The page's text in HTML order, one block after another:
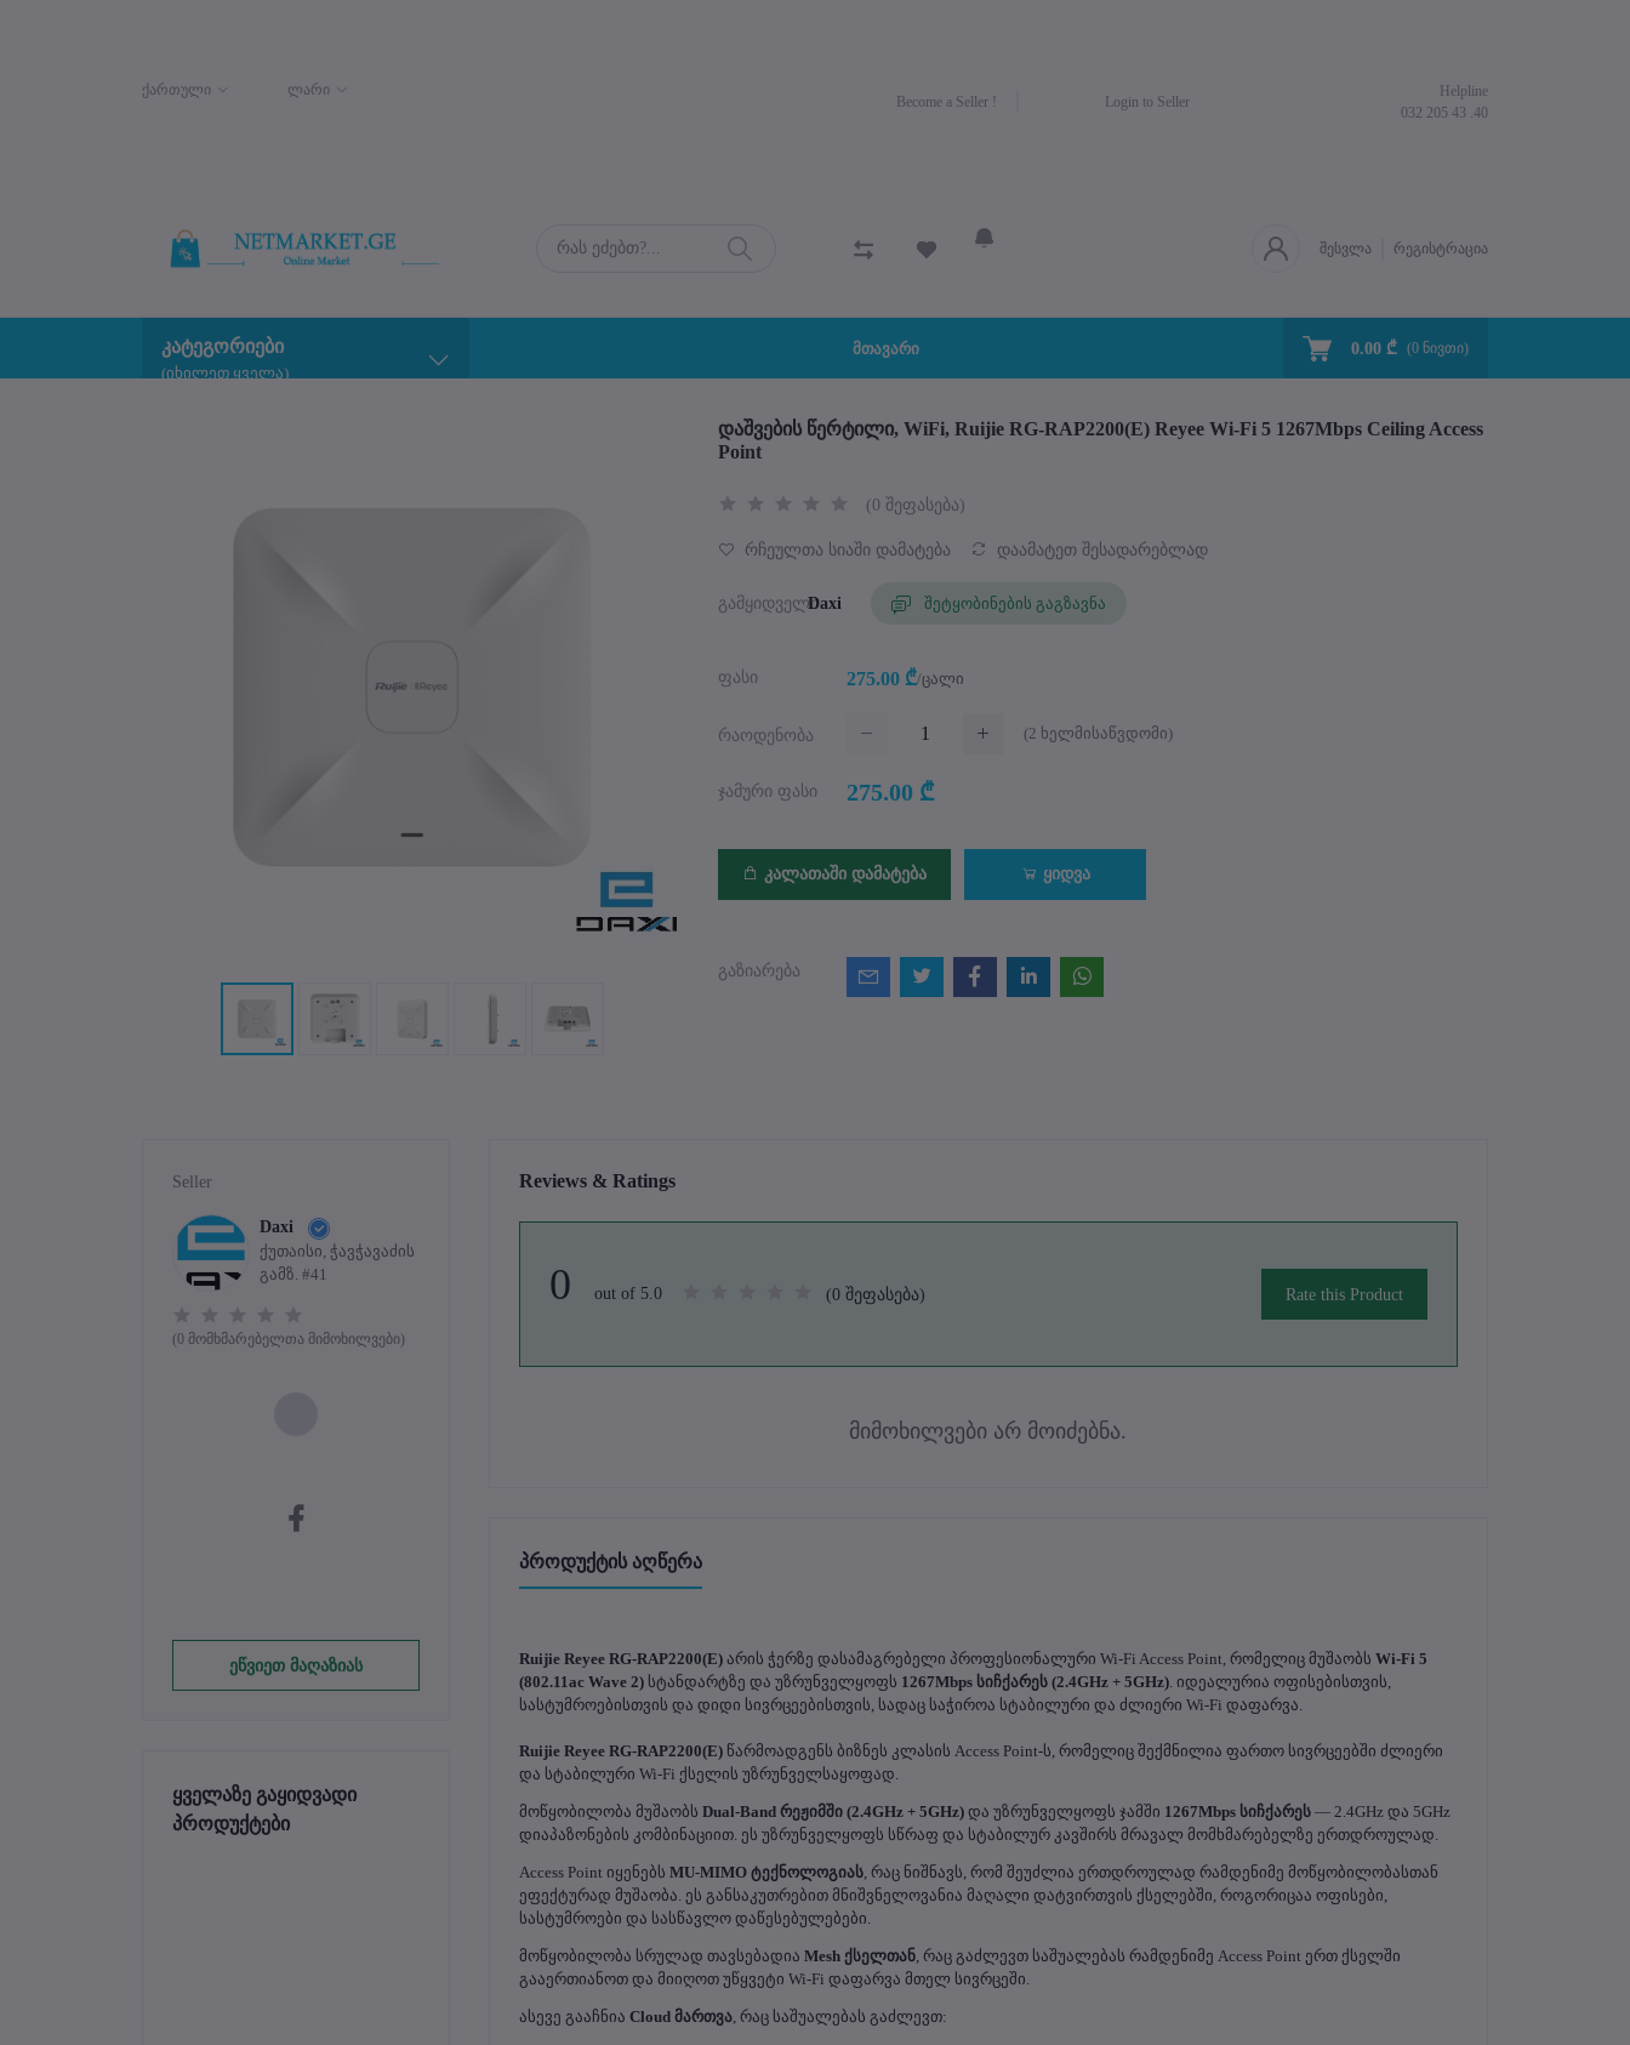
ქართული ლარი
Become a Seller ! Login to Seller
Helpline
032 205 43 .40
შესვლა რეგისტრაცია
კატეგორიები
(იხილეთ ყველა)
0.00 ₾ (0 ნივთი)
დაშვების წერტილი, WiFi, Ruijie RG-RAP2200(E) Reyee Wi-Fi 5 1267Mbps Ceiling Access
Point
(0 შეფასება)
რჩეულთა სიაში დამატება დაამატეთ შესადარებლად
გამყიდველიDaxi შეტყობინების გაგზავნა
ფასი 275.00 ₾/ცალი
რაოდენობა (2 ხელმისაწვდომი)
ჯამური ფასი 275.00 ₾
კალათაში დამატება ყიდვა
გაზიარება
Seller
Daxi
ქუთაისი, ჭავჭავაძის
გამზ. #41
(0 მომხმარებელთა მიმოხილვები)
ეწვიეთ მაღაზიას
ყველაზე გაყიდვადი
პროდუქტები
Reviews & Ratings
0 out of 5.0 (0 შეფასება) Rate this Product
მიმოხილვები არ მოიძებნა.
პროდუქტის აღწერა
Ruijie Reyee RG-RAP2200(E) არის ჭერზე დასამაგრებელი პროფესიონალური Wi-Fi Access Point, რომელიც მუშაობს Wi-Fi 5
(802.11ac Wave 2) სტანდარტზე და უზრუნველყოფს 1267Mbps სიჩქარეს (2.4GHz + 5GHz). იდეალურია ოფისებისთვის,
სასტუმროებისთვის და დიდი სივრცეებისთვის, სადაც საჭიროა სტაბილური და ძლიერი Wi-Fi დაფარვა.
Ruijie Reyee RG-RAP2200(E) წარმოადგენს ბიზნეს კლასის Access Point-ს, რომელიც შექმნილია ფართო სივრცეებში ძლიერი
და სტაბილური Wi-Fi ქსელის უზრუნველსაყოფად.
მოწყობილობა მუშაობს Dual-Band რეჟიმში (2.4GHz + 5GHz) და უზრუნველყოფს ჯამში 1267Mbps სიჩქარეს — 2.4GHz და 5GHz
დიაპაზონების კომბინაციით. ეს უზრუნველყოფს სწრაფ და სტაბილურ კავშირს მრავალ მომხმარებელზე ერთდროულად.
Access Point იყენებს MU-MIMO ტექნოლოგიას, რაც ნიშნავს, რომ შეუძლია ერთდროულად რამდენიმე მოწყობილობასთან
ეფექტურად მუშაობა. ეს განსაკუთრებით მნიშვნელოვანია მაღალი დატვირთვის ქსელებში, როგორიცაა ოფისები,
სასტუმროები და სასწავლო დაწესებულებები.
მოწყობილობა სრულად თავსებადია Mesh ქსელთან, რაც გაძლევთ საშუალებას რამდენიმე Access Point ერთ ქსელში
გააერთიანოთ და მიიღოთ უწყვეტი Wi-Fi დაფარვა მთელ სივრცეში.
ასევე გააჩნია Cloud მართვა, რაც საშუალებას გაძლევთ: